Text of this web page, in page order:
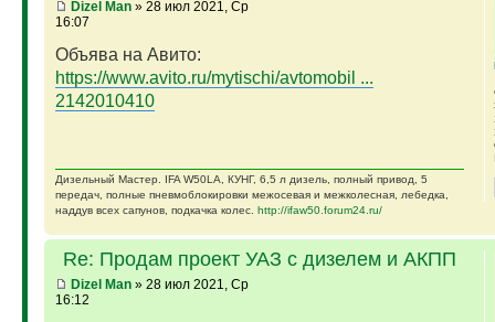
Dizel Man» 28 июл 2021, Ср
16:07
Объява на Авито:
https://www.avito.ru/mytischi/avtomobil ...
2142010410
Дизельный Мастер. IFA W50LA, КУНГ, 6,5 л дизель, полный привод, 5
передач, полные пневмоблокировки межосевая и межколесная, лебедка,
наддув всех сапунов, подкачка колес. http://ifaw50.forum24.ru/
Re: Продам проект УАЗ с дизелем и АКПП
Dizel Man» 28 июл 2021, Ср
16:12